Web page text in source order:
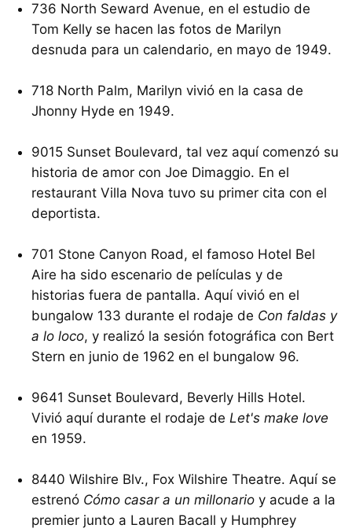
736 North Seward Avenue, en el estudio de
Tom Kelly se hacen las fotos de Marilyn
desnuda para un calendario, en mayo de 1949.
718 North Palm, Marilyn vivió en la casa de
Jhonny Hyde en 1949.
9015 Sunset Boulevard, tal vez aquí comenzó su
historia de amor con Joe Dimaggio. En el
restaurant Villa Nova tuvo su primer cita con el
deportista.
701 Stone Canyon Road, el famoso Hotel Bel
Aire ha sido escenario de películas y de
historias fuera de pantalla. Aquí vivió en el
bungalow 133 durante el rodaje de Con faldas y
a lo loco, y realizó la sesión fotográfica con Bert
Stern en junio de 1962 en el bungalow 96.
9641 Sunset Boulevard, Beverly Hills Hotel.
Vivió aquí durante el rodaje de Let's make love
en 1959.
8440 Wilshire Blv., Fox Wilshire Theatre. Aquí se
estrenó Cómo casar a un millonario y acude a la
premier junto a Lauren Bacall y Humphrey